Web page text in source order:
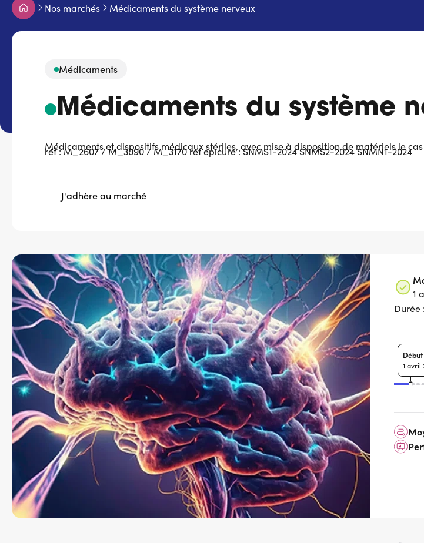
Fil
d'Ariane
Nos marchés Médicaments du système nerveux
Médicaments
Médicaments du système
Médicaments et dispositifs médicaux stériles, avec mise à disposition de matériels le
réf : M_2607 / M_3090 / M_3170 réf epicure : SNMS1-2024 SNMS2-2024 SNMN1-2024
J'adhère au marché
1
Durée :
1 avril